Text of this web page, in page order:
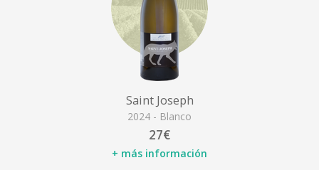
Saint Joseph
2024 - Blanco
27€
+ más información